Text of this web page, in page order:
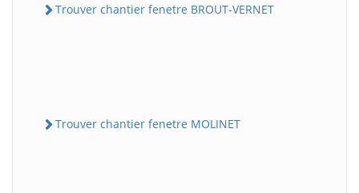
Trouver chantier fenetre BROUT-VERNET
Trouver chantier fenetre MOLINET